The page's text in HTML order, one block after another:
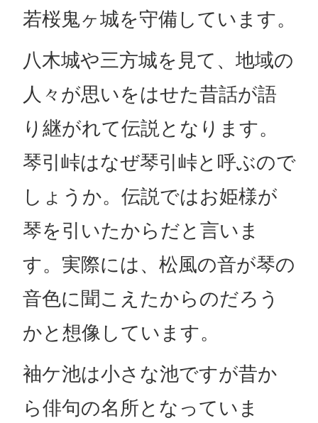
若桜鬼ヶ城を守備しています。
八木城や三方城を見て、地域の
人々が思いをはせた昔話が語
り継がれて伝説となります。
琴引峠はなぜ琴引峠と呼ぶので
しょうか。伝説ではお姫様が
琴を引いたからだと言いま
す。実際には、松風の音が琴の
音色に聞こえたからのだろう
かと想像しています。
袖ケ池は小さな池ですが昔か
ら俳句の名所となっていま